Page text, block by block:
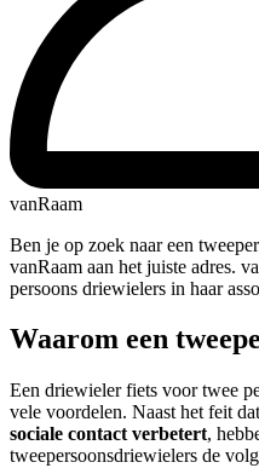
vanRaam
Ben je op zoek naar een
vanRaam aan het juiste adres.
persoons driewielers in haar
Waarom een
Een driewieler fiets voor twee
vele voordelen. Naast het feit
sociale contact verbetert,
tweepersoonsdriewielers de